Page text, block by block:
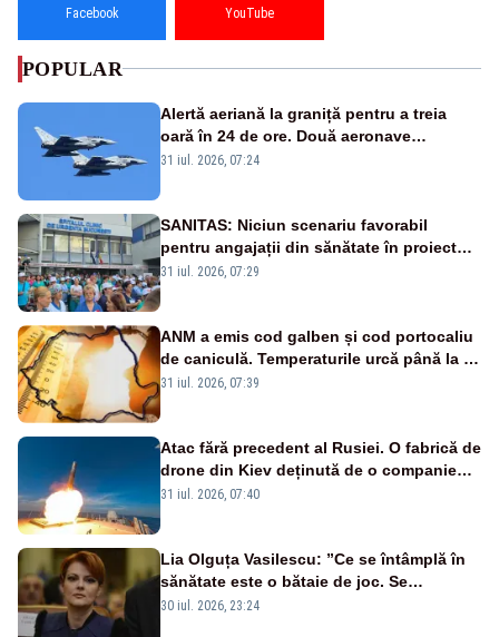
Facebook YouTube
POPULAR
Alertă aeriană la graniță pentru a treia
oară în 24 de ore. Două aeronave
Eurofighter britanice au fost ridicate de la
31 iul. 2026, 07:24
SANITAS: Niciun scenariu favorabil
pentru angajații din sănătate în proiectul
Legii salarizării
31 iul. 2026, 07:29
ANM a emis cod galben și cod portocaliu
de caniculă. Temperaturile urcă până la 38
de grade, iar nopțile devin tropicale
31 iul. 2026, 07:39
Atac fără precedent al Rusiei. O fabrică de
drone din Kiev deținută de o companie
americană, distrusă de o rachetă
31 iul. 2026, 07:40
Lia Olguța Vasilescu: ”Ce se întâmplă în
sănătate este o bătaie de joc. Se
guvernează extraordinar de prost”
30 iul. 2026, 23:24